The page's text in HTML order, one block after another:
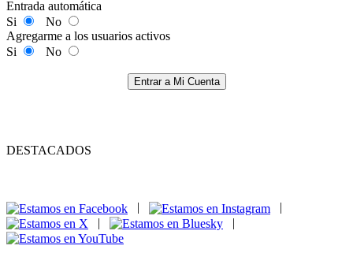
Entrada automática
Si
No
Agregarme a los usuarios activos
Si
No
Entrar a Mi Cuenta
DESTACADOS
|
|
|
|